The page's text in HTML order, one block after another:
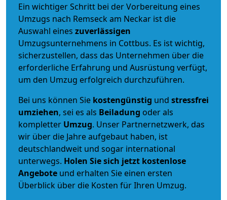
Ein wichtiger Schritt bei der Vorbereitung eines
Umzugs nach Remseck am Neckar ist die
Auswahl eines zuverlässigen
Umzugsunternehmens in Cottbus. Es ist wichtig,
sicherzustellen, dass das Unternehmen über die
erforderliche Erfahrung und Ausrüstung verfügt,
um den Umzug erfolgreich durchzuführen.
Bei uns können Sie kostengünstig und stressfrei
umziehen, sei es als Beiladung oder als
kompletter Umzug. Unser Partnernetzwerk, das
wir über die Jahre aufgebaut haben, ist
deutschlandweit und sogar international
unterwegs. Holen Sie sich jetzt kostenlose
Angebote und erhalten Sie einen ersten
Überblick über die Kosten für Ihren Umzug.